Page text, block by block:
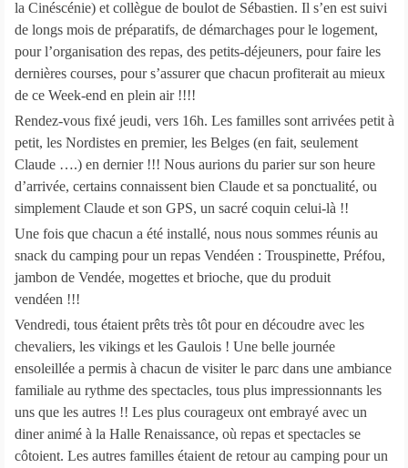
la Cinéscénie) et collègue de boulot de Sébastien. Il s’en est suivi
de longs mois de préparatifs, de démarchages pour le logement,
pour l’organisation des repas, des petits-déjeuners, pour faire les
dernières courses, pour s’assurer que chacun profiterait au mieux
de ce Week-end en plein air !!!!
Rendez-vous fixé jeudi, vers 16h. Les familles sont arrivées petit à
petit, les Nordistes en premier, les Belges (en fait, seulement
Claude ….) en dernier !!! Nous aurions du parier sur son heure
d’arrivée, certains connaissent bien Claude et sa ponctualité, ou
simplement Claude et son GPS, un sacré coquin celui-là !!
Une fois que chacun a été installé, nous nous sommes réunis au
snack du camping pour un repas Vendéen : Trouspinette, Préfou,
jambon de Vendée, mogettes et brioche, que du produit
vendéen !!!
Vendredi, tous étaient prêts très tôt pour en découdre avec les
chevaliers, les vikings et les Gaulois ! Une belle journée
ensoleillée a permis à chacun de visiter le parc dans une ambiance
familiale au rythme des spectacles, tous plus impressionnants les
uns que les autres !! Les plus courageux ont embrayé avec un
diner animé à la Halle Renaissance, où repas et spectacles se
côtoient. Les autres familles étaient de retour au camping pour un